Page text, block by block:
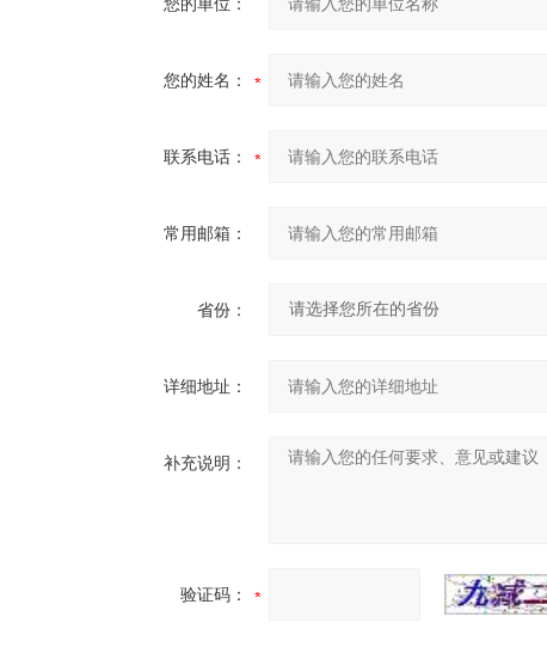
您的姓名：
联系电话：
常用邮箱：
省份：
详细地址：
补充说明：
验证码：